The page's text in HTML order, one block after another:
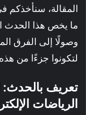
المقالة، سنأخذكم
ما يخص هذا الحدث
وصولًا إلى الفرق
لتكونوا جزءًا من
تعريف بالحدث:
الرياضات